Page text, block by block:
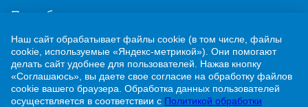
Потребителям
Новости
Контакты
Учебно-методический центр
Наш сайт обрабатывает файлы cookie (в том числе, файлы
cookie, используемые «Яндекс-метрикой»). Они помогают
делать сайт удобнее для пользователей. Нажав кнопку
«Соглашаюсь», вы даете свое согласие на обработку файлов
cookie вашего браузера. Обработка данных пользователей
осуществляется в соответствии с Политикой обработки